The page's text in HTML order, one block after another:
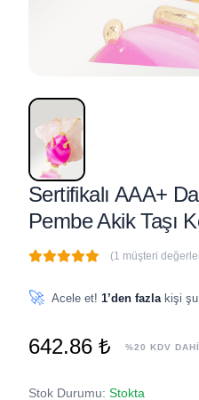
Sertifikalı AAA+
Pembe Akik Taşı
(1 müşteri
🚀 Acele et! 1’den fazla kişi
642.86 ₺ %20 KDV
Stok Durumu: Stokta